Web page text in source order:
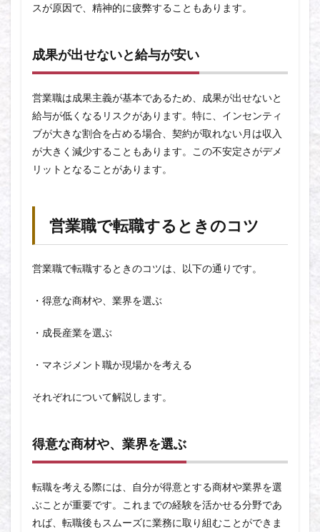
スが原因で、精神的に疲弊することもあります。
成果が出せないと給与が安い
営業職は成果主義が基本であるため、成果が出せないと
給与が低くなるリスクがあります。特に、インセンティ
ブが大きな割合を占める場合、契約が取れない月は収入
が大きく減少することもあります。この不安定さがデメ
リットとなることがあります。
営業職で転職するときのコツ
営業職で転職するときのコツは、以下の通りです。
・得意な商材や、業界を選ぶ
・成長産業を選ぶ
・マネジメント職か現場かを考える
それぞれについて解説します。
得意な商材や、業界を選ぶ
転職を考える際には、自分が得意とする商材や業界を選
ぶことが重要です。これまでの経験を活かせる分野であ
れば、転職後もスムーズに業務に取り組むことができま